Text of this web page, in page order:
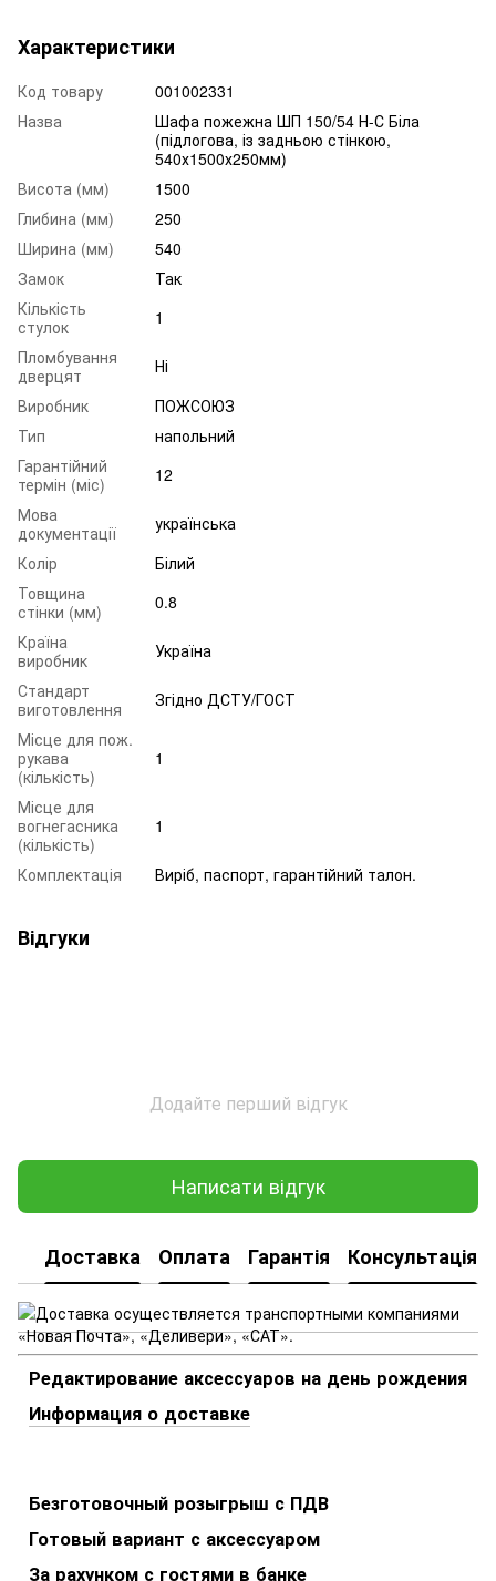
Характеристики
Код товару
001002331
Назва
Шафа пожежна ШП 150/54 Н-С Біла
(підлогова, із задньою стінкою,
540х1500х250мм)
Висота (мм)
1500
Глибина (мм)
250
Ширина (мм)
540
Замок
Так
Кількість
стулок
1
Пломбування
дверцят
Ні
Виробник
ПОЖСОЮЗ
Тип
напольний
Гарантійний
термін (міс)
12
Мова
документації
українська
Колір
Білий
Товщина
стінки (мм)
0.8
Країна
виробник
Україна
Стандарт
виготовлення
Згідно ДСТУ/ГОСТ
Місце для пож.
рукава
(кількість)
1
Місце для
вогнегасника
(кількість)
1
Комплектація Виріб, паспорт, гарантійний талон.
Відгуки
Додайте перший відгук
Написати відгук
Доставка Оплата Гарантія Консультація
Редактирование аксессуаров на день рождения
Информация о доставке
Безготовочный розыгрыш с ПДВ
Готовый вариант с аксессуаром
За рахунком с гостями в банке